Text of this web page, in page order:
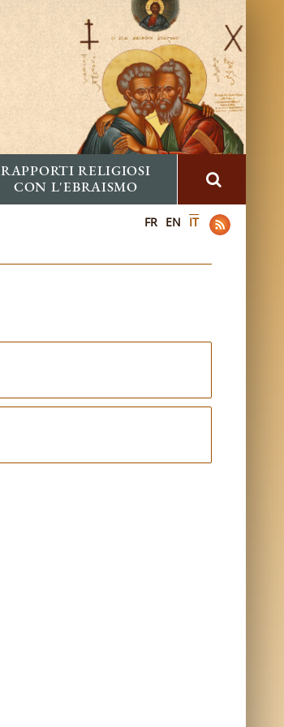
RAPPORTI RELIGIOSI
CON L'EBRAISMO
FR EN IT